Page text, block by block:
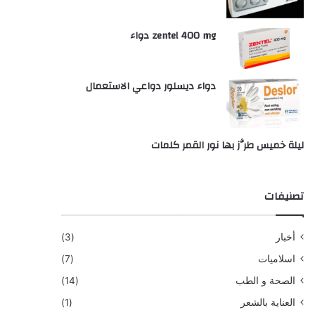
zentel 400 mg دواء
دواء ديسلور دواعي الاستعمال
ليلة خميس طرَّز بها نور القمر كلمات
تصنيفات
أخبار
(3)
اسلاميات
(7)
الصحة و الطب
(14)
العناية بالشعر
(1)